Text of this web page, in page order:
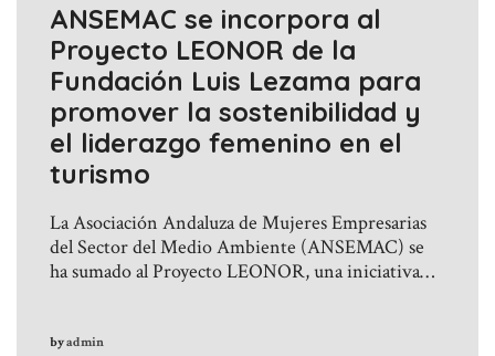
ANSEMAC se incorpora al
Proyecto LEONOR de la
Fundación Luis Lezama para
promover la sostenibilidad y
el liderazgo femenino en el
turismo
La Asociación Andaluza de Mujeres Empresarias
del Sector del Medio Ambiente (ANSEMAC) se
ha sumado al Proyecto LEONOR, una iniciativa…
byadmin